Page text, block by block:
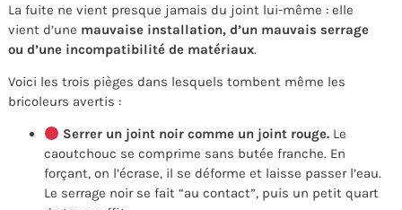
La fuite ne vient presque jamais du joint lui-même : elle
vient d’une mauvaise installation, d’un mauvais serrage
ou d’une incompatibilité de matériaux.
Voici les trois pièges dans lesquels tombent même les
bricoleurs avertis :
Serrer un joint noir comme un joint rouge. Le
caoutchouc se comprime sans butée franche. En
forçant, on l’écrase, il se déforme et laisse passer l’eau.
Le serrage noir se fait “au contact”, puis un petit quart